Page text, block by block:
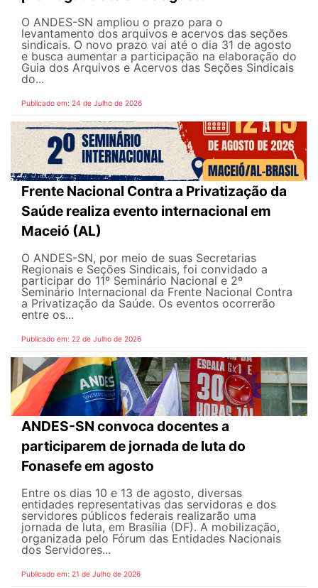
O ANDES-SN ampliou o prazo para o
levantamento dos arquivos e acervos das seções
sindicais. O novo prazo vai até o dia 31 de agosto
e busca aumentar a participação na elaboração do
Guia dos Arquivos e Acervos das Seções Sindicais
do...
Publicado em: 24 de Julho de 2026
Frente Nacional Contra a Privatização da
Saúde realiza evento internacional em
Maceió (AL)
O ANDES-SN, por meio de suas Secretarias
Regionais e Seções Sindicais, foi convidado a
participar do 11º Seminário Nacional e 2º
Seminário Internacional da Frente Nacional Contra
a Privatização da Saúde. Os eventos ocorrerão
entre os...
Publicado em: 22 de Julho de 2026
ANDES-SN convoca docentes a
participarem de jornada de luta do
Fonasefe em agosto
Entre os dias 10 e 13 de agosto, diversas
entidades representativas das servidoras e dos
servidores públicos federais realizarão uma
jornada de luta, em Brasília (DF). A mobilização,
organizada pelo Fórum das Entidades Nacionais
dos Servidores...
Publicado em: 21 de Julho de 2026